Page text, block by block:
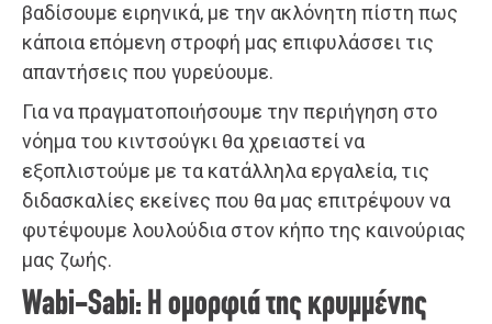
βαδίσουμε ειρηνικά, με την ακλόνητη πίστη πως
κάποια επόμενη στροφή μας επιφυλάσσει τις
απαντήσεις που γυρεύουμε.
Για να πραγματοποιήσουμε την περιήγηση στο
νόημα του κιντσούγκι θα χρειαστεί να
εξοπλιστούμε με τα κατάλληλα εργαλεία, τις
διδασκαλίες εκείνες που θα μας επιτρέψουν να
φυτέψουμε λουλούδια στον κήπο της καινούριας
μας ζωής.
Wabi-Sabi: Η ομορφιά της κρυμμένης